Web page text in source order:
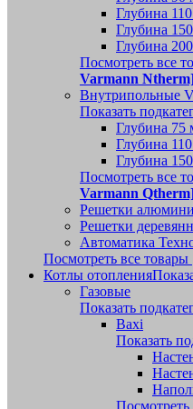
Глубина
Глубина
Глубина
Посмотреть все
Varmann
Внутрипольные
Показать
Глубина 75
Глубина
Глубина
Посмотреть все
Varmann
Решетки
Решетки
Автоматика
Посмотреть все товары
Котлы отопления
Газовые
Показать
Baxi
Показать
Посмотреть